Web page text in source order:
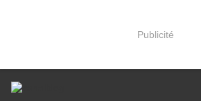
Publicité